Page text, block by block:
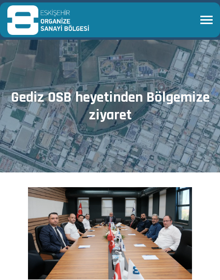
Gediz OSB heyetinden Bölgemize
ziyaret